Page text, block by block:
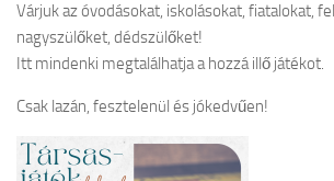
Várjuk az óvodásokat, iskolásokat, fiatalokat,
nagyszülőket, dédszülőket!
Itt mindenki megtalálhatja a hozzá illő játékot.
Csak lazán, fesztelenül és jókedvűen!